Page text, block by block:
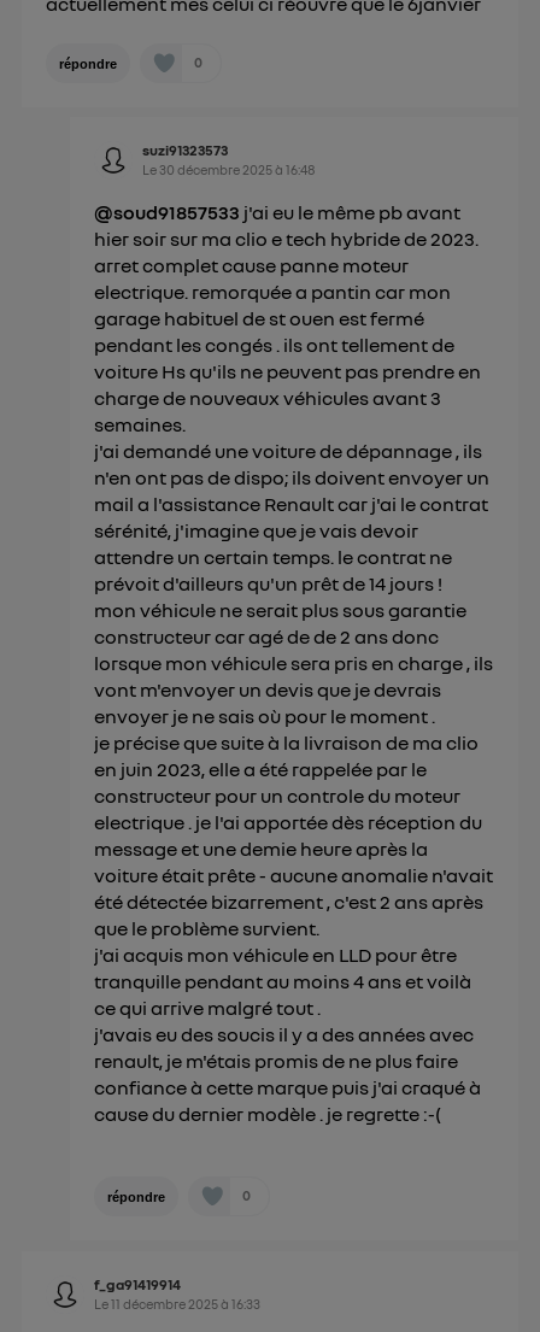
répondre 0
suzi91323573
Le 30 décembre 2025à16:48
@soud91857533 j'ai eu le même pb avant
hier soir sur ma clio e tech hybride de 2023.
arret complet cause panne moteur
electrique. remorquée a pantin car mon
garage habituel de st ouen est fermé
pendant les congés . ils ont tellement de
voiture Hs qu'ils ne peuvent pas prendre en
charge de nouveaux véhicules avant 3
semaines.
j'ai demandé une voiture de dépannage , ils
n'en ont pas de dispo; ils doivent envoyer un
mail a l'assistance Renault car j'ai le contrat
sérénité, j'imagine que je vais devoir
attendre un certain temps. le contrat ne
prévoit d'ailleurs qu'un prêt de 14 jours !
mon véhicule ne serait plus sous garantie
constructeur car agé de de 2 ans donc
lorsque mon véhicule sera pris en charge , ils
vont m'envoyer un devis que je devrais
envoyer je ne sais où pour le moment .
je précise que suite à la livraison de ma clio
en juin 2023, elle a été rappelée par le
constructeur pour un controle du moteur
electrique . je l'ai apportée dès réception du
message et une demie heure après la
voiture était prête - aucune anomalie n'avait
été détectée bizarrement , c'est 2 ans après
que le problème survient.
j'ai acquis mon véhicule en LLD pour être
tranquille pendant au moins 4 ans et voilà
ce qui arrive malgré tout .
j'avais eu des soucis il y a des années avec
renault, je m'étais promis de ne plus faire
confiance à cette marque puis j'ai craqué à
cause du dernier modèle . je regrette :-(
répondre 0
f_ga91419914
Le11 décembre 2025à16:33